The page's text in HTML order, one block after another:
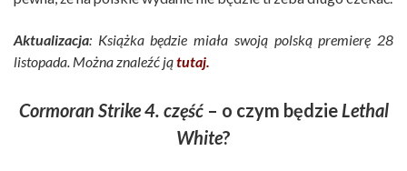
Aktualizacja: Książka będzie miała swoją polską premierę 28
listopada. Można znaleźć jątutaj.
Cormoran Strike 4. część– o czym będzieLethal
White?